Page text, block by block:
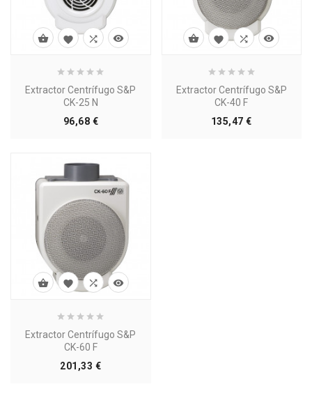
Extractor Centrífugo S&P
CK-25 N
96,68 €Precio
   
Extractor Centrífugo S&P
CK-40 F
135,47 €Precio
   
Extractor Centrífugo S&P
CK-60 F
201,33 €Precio
   